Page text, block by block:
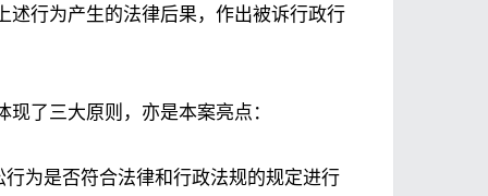
述行为产生的法律后果，作出被诉行政行
了三大原则，亦是本案亮点：
为是否符合法律和行政法规的规定进行